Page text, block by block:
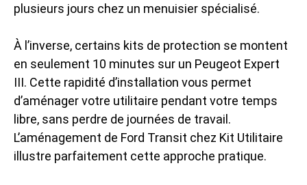
plusieurs jours chez un menuisier spécialisé.
À l’inverse, certains kits de protection se montent
en seulement 10 minutes sur un Peugeot Expert
III. Cette rapidité d’installation vous permet
d’aménager votre utilitaire pendant votre temps
libre, sans perdre de journées de travail.
L’aménagement de Ford Transit chez Kit Utilitaire
illustre parfaitement cette approche pratique.